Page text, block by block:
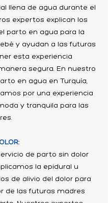
llena de agua durante el
expertos explican los
parto en agua para la
y ayudan a las futuras
esta experiencia
segura. En nuestro
en agua en Turquía,
por una experiencia
y tranquila para las
de parto sin dolor
la epidural u
de alivio del dolor para
de las futuras madres